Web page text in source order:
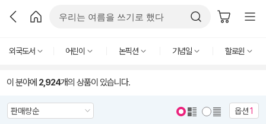
외국도서 어린이 논픽션 기념일 할로윈
이 분야에 2,924개의 상품이 있습니다.
옵션1